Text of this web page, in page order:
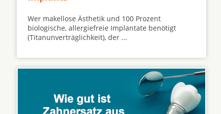
Wer makellose Ästhetik und 100 Prozent
biologische, allergiefreie Implantate benötigt
(Titanunverträglichkeit), der ...